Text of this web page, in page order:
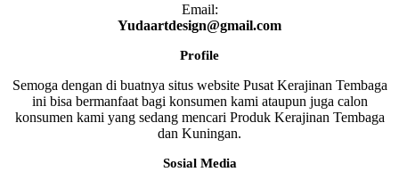
Email:
Yudaartdesign@gmail.com
Profile
Semoga dengan di buatnya situs website Pusat Kerajinan Tembaga
ini bisa bermanfaat bagi konsumen kami ataupun juga calon
konsumen kami yang sedang mencari Produk Kerajinan Tembaga
dan Kuningan.
Sosial Media